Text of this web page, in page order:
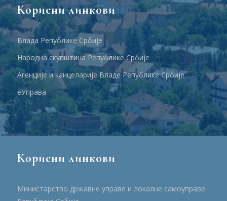
Корисни линкови
Влада Републике Србије
Народна скупштина Републике Србије
Агенције и канцеларије Владе Републике Србије
еУправа
Корисни линкови
Министарство државне управе и локалне самоуправе